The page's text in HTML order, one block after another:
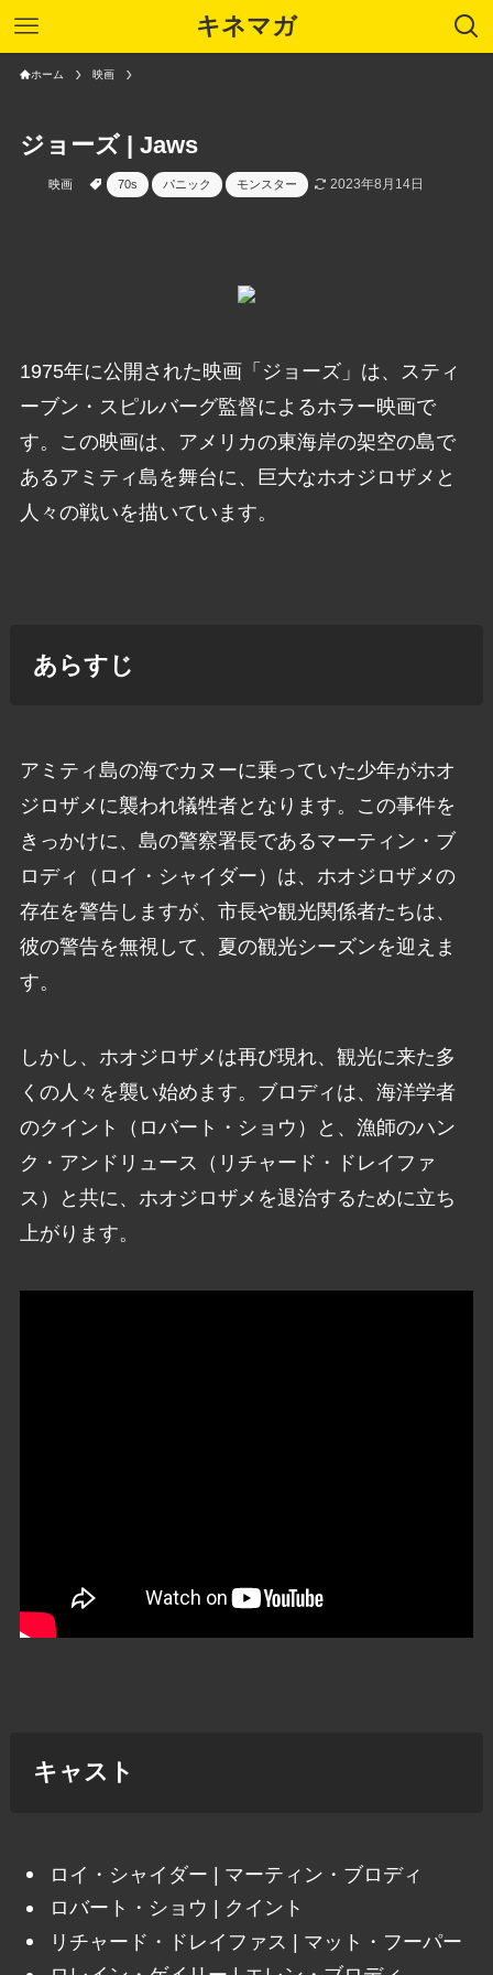
キネマガ
ホーム 映画
ジョーズ | Jaws
映画 70s パニック モンスター 2023年8月14日
1975年に公開された映画「ジョーズ」は、スティ
ーブン・スピルバーグ監督によるホラー映画で
す。この映画は、アメリカの東海岸の架空の島で
あるアミティ島を舞台に、巨大なホオジロザメと
人々の戦いを描いています。
あらすじ
アミティ島の海でカヌーに乗っていた少年がホオ
ジロザメに襲われ犠牲者となります。この事件を
きっかけに、島の警察署長であるマーティン・ブ
ロディ（ロイ・シャイダー）は、ホオジロザメの
存在を警告しますが、市長や観光関係者たちは、
彼の警告を無視して、夏の観光シーズンを迎えま
す。
しかし、ホオジロザメは再び現れ、観光に来た多
くの人々を襲い始めます。ブロディは、海洋学者
のクイント（ロバート・ショウ）と、漁師のハン
ク・アンドリュース（リチャード・ドレイファ
ス）と共に、ホオジロザメを退治するために立ち
上がります。
キャスト
ロイ・シャイダー | マーティン・ブロディ
ロバート・ショウ | クイント
リチャード・ドレイファス | マット・フーパー